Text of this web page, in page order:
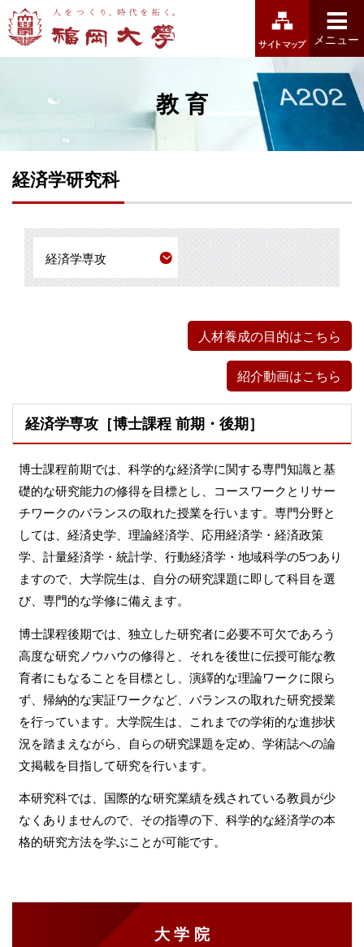
メニュー
教育
大学院
経済学研究科
経済学専攻
人材養成の目的はこちら
紹介動画はこちら
経済学専攻［博士課程 前期・後期］
博士課程前期では、科学的な経済学に関する専門知識と基
礎的な研究能力の修得を目標とし、コースワークとリサー
チワークのバランスの取れた授業を行います。専門分野と
しては、経済史学、理論経済学、応用経済学・経済政策
学、計量経済学・統計学、行動経済学・地域科学の5つあり
ますので、大学院生は、自分の研究課題に即して科目を選
び、専門的な学修に備えます。
博士課程後期では、独立した研究者に必要不可欠であろう
高度な研究ノウハウの修得と、それを後世に伝授可能な教
育者にもなることを目標とし、演繹的な理論ワークに限ら
ず、帰納的な実証ワークなど、バランスの取れた研究授業
を行っています。大学院生は、これまでの学術的な進捗状
況を踏まえながら、自らの研究課題を定め、学術誌への論
文掲載を目指して研究を行います。
本研究科では、国際的な研究業績を残されている教員が少
なくありませんので、その指導の下、科学的な経済学の本
格的研究方法を学ぶことが可能です。